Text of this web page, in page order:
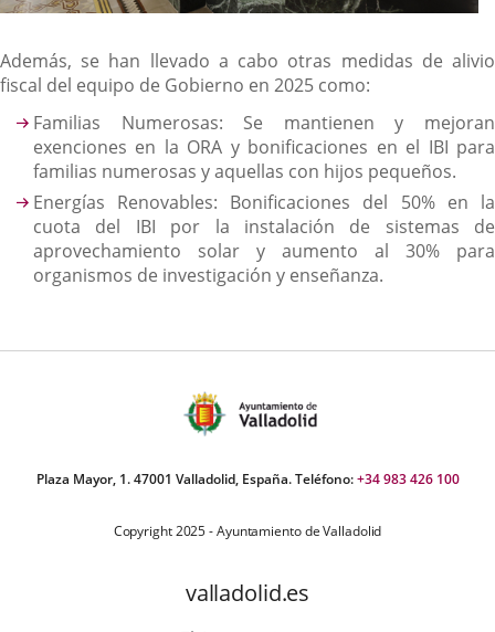
Además, se han llevado a cabo otras medidas de alivio
fiscal del equipo de Gobierno en 2025 como:
Familias Numerosas: Se mantienen y mejoran
exenciones en la ORA y bonificaciones en el IBI para
familias numerosas y aquellas con hijos pequeños.
Energías Renovables: Bonificaciones del 50% en la
cuota del IBI por la instalación de sistemas de
aprovechamiento solar y aumento al 30% para
organismos de investigación y enseñanza.
Plaza Mayor, 1. 47001 Valladolid, España. Teléfono:+34 983 426 100
Copyright 2025 - Ayuntamiento de Valladolid
valladolid.es